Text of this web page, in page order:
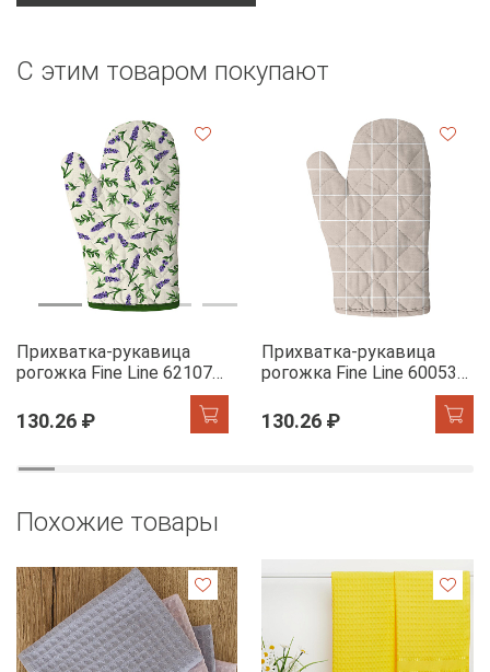
С этим товаром покупают
Прихватка-рукавица
рогожка Fine Line 62107-1
130.26 ₽
Прихватка-рукавица
рогожка Fine Line 60053-1
130.26 ₽
Похожие товары